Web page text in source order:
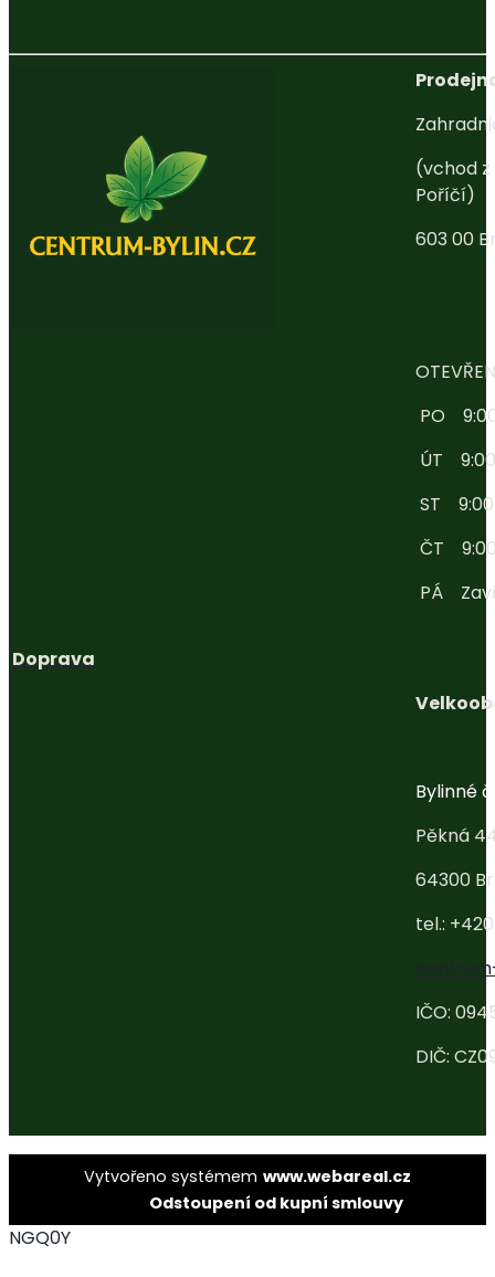
(vchod
Poříčí)
603 00
PO
ÚT 9:00
ST 9:00
ČT 9:00
PÁ
Doprava
Bylinné
Pěkná
64300
tel.:
IČO:
DIČ:
Vytvořeno systémem www.webareal.cz
Odstoupení od kupní smlouvy
NGQ0Y